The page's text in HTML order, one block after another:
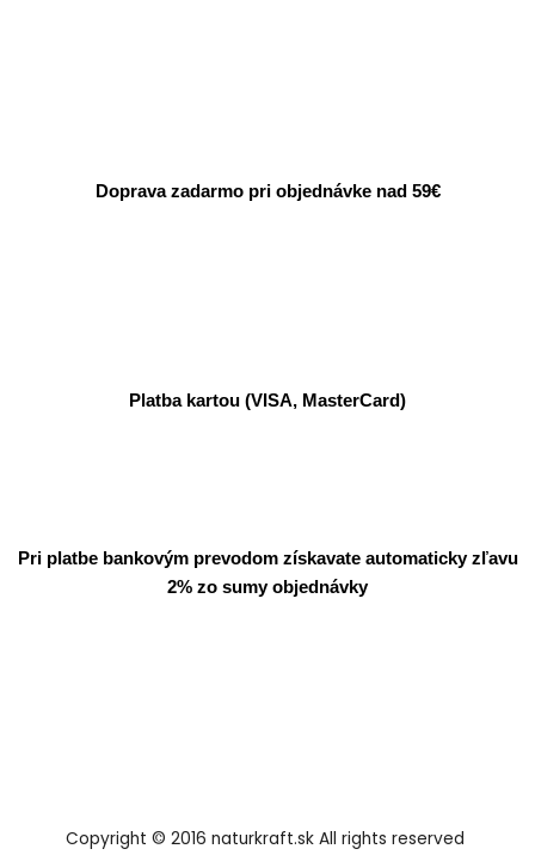
Doprava zadarmo pri objednávke nad 59€
Platba kartou (VISA, MasterCard)
Pri platbe bankovým prevodom získavate automaticky zľavu
2% zo sumy objednávky
Copyright © 2016 naturkraft.sk All rights reserved